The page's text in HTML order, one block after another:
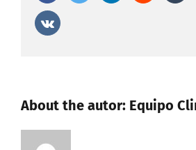
Vk
About the autor: Equipo